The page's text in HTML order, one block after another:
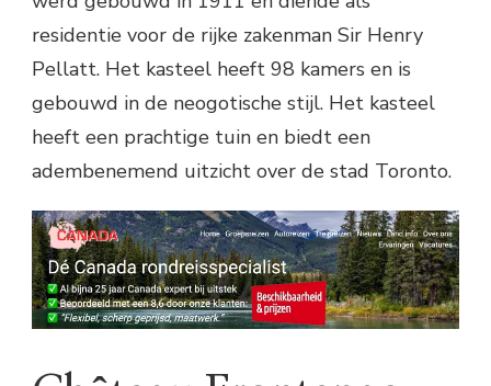
residentie voor de rijke zakenman Sir Henry
Pellatt. Het kasteel heeft 98 kamers en is
gebouwd in de neogotische stijl. Het kasteel
heeft een prachtige tuin en biedt een
adembenemend uitzicht over de stad Toronto.